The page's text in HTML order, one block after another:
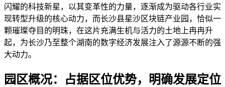
闪耀的科技新星，以其变革性的力量，逐渐成为驱动各行业实
现转型升级的核心动力，而长沙县星沙区块链产业园，恰似一
颗璀璨夺目的明珠，在这片充满生机与活力的土地上冉冉升
起，为长沙乃至整个湖南的数字经济发展注入了源源不断的强
大动力。
园区概况：占据区位优势，明确发展定位